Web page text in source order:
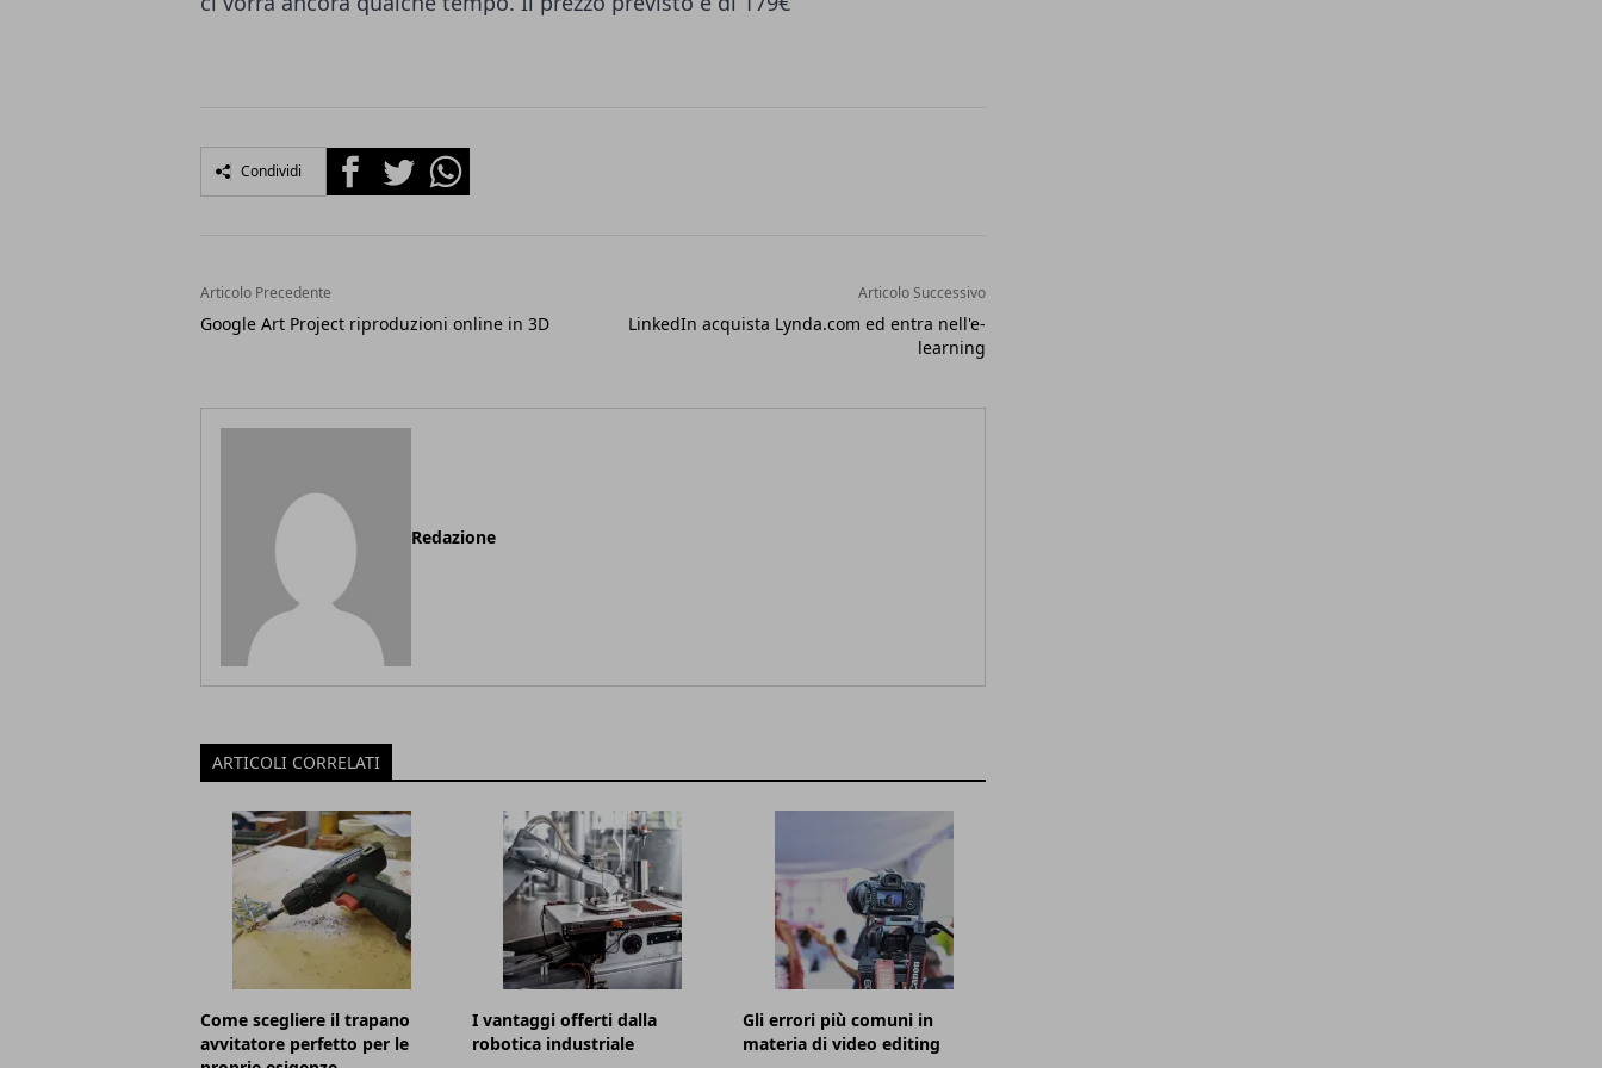
Condividi FacebookTwitterWhatsapp
Articolo Precedente
Google Art Project riproduzioni online in 3D
Articolo Successivo
LinkedIn acquista Lynda.com ed entra nell'e-
learning
Redazione
ARTICOLI CORRELATI
Come scegliere il trapano
avvitatore perfetto per le
I vantaggi offerti dalla
robotica industriale
Gli errori più comuni in
materia di video editing